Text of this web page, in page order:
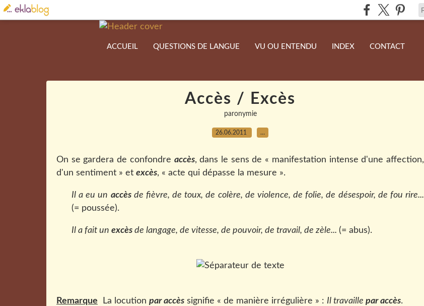
ACCUEIL QUESTIONS DE LANGUE VU OU ENTENDU INDEX CONTACT
Accès / Excès
paronymie
26.06.2011 …
On se gardera de confondre accès, dans le sens de « manifestation intense d'une affection,
d'un sentiment » et excès, « acte qui dépasse la mesure ».
Il a eu un accèsde fièvre, de toux, de colère, de violence, de folie, de désespoir, de fou rire...
(= poussée).
Il a fait un excès de langage, de vitesse, de pouvoir, de travail, de zèle... (= abus).
Remarque La locution par accès signifie « de manière irrégulière » : Il travaille par accès.